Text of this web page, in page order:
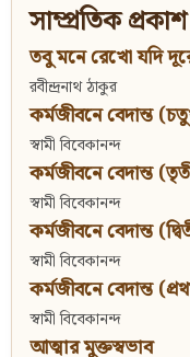
সাম্প্রতিক প্রকাশ
তবু মনে রেখো যদি
রবীন্দ্রনাথ ঠাকুর
কর্মজীবনে বেদান্ত
স্বামী বিবেকানন্দ
কর্মজীবনে বেদান্ত
স্বামী বিবেকানন্দ
কর্মজীবনে বেদান্ত
স্বামী বিবেকানন্দ
কর্মজীবনে বেদান্ত
স্বামী বিবেকানন্দ
আত্মার মুক্তস্বভাব